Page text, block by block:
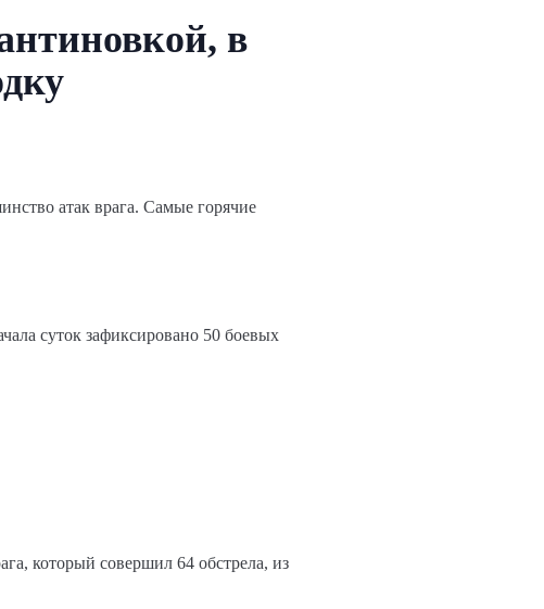
в
атак врага. Самые горячие
суток зафиксировано 50 боевых
который совершил 64 обстрела, из